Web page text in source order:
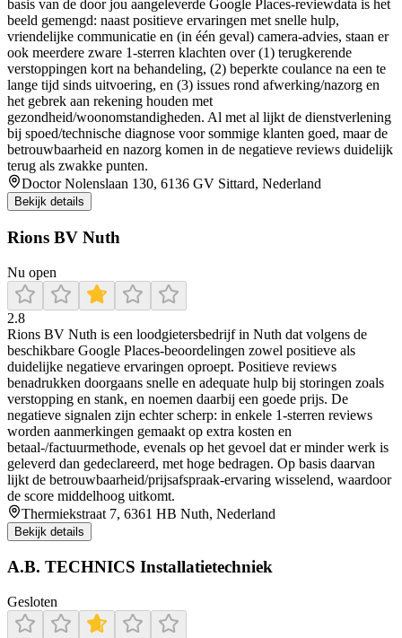
basis van de door jou aangeleverde Google Places-reviewdata is het
beeld gemengd: naast positieve ervaringen met snelle hulp,
vriendelijke communicatie en (in één geval) camera-advies, staan er
ook meerdere zware 1-sterren klachten over (1) terugkerende
verstoppingen kort na behandeling, (2) beperkte coulance na een te
lange tijd sinds uitvoering, en (3) issues rond afwerking/nazorg en
het gebrek aan rekening houden met
gezondheid/woonomstandigheden. Al met al lijkt de dienstverlening
bij spoed/technische diagnose voor sommige klanten goed, maar de
betrouwbaarheid en nazorg komen in de negatieve reviews duidelijk
terug als zwakke punten.
Doctor Nolenslaan 130, 6136 GV Sittard, Nederland
Bekijk details
Rions BV Nuth
Nu open
2.8
Rions BV Nuth is een loodgietersbedrijf in Nuth dat volgens de
beschikbare Google Places-beoordelingen zowel positieve als
duidelijke negatieve ervaringen oproept. Positieve reviews
benadrukken doorgaans snelle en adequate hulp bij storingen zoals
verstopping en stank, en noemen daarbij een goede prijs. De
negatieve signalen zijn echter scherp: in enkele 1-sterren reviews
worden aanmerkingen gemaakt op extra kosten en
betaal-/factuurmethode, evenals op het gevoel dat er minder werk is
geleverd dan gedeclareerd, met hoge bedragen. Op basis daarvan
lijkt de betrouwbaarheid/prijsafspraak-ervaring wisselend, waardoor
de score middelhoog uitkomt.
Thermiekstraat 7, 6361 HB Nuth, Nederland
Bekijk details
A.B. TECHNICS Installatietechniek
Gesloten